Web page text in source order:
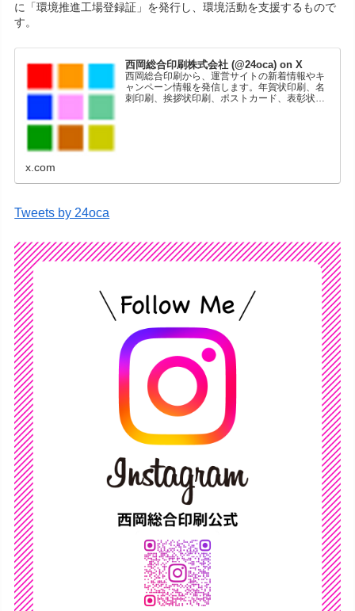
に「環境推進工場登録証」を発行し、環境活動を支援するもので
す。
西岡総合印刷株式会社 (@24oca) on X
西岡総合印刷から、運営サイトの新着情報やキ
ャンペーン情報を発信します。年賀状印刷、名
刺印刷、挨拶状印刷、ポストカード、表彰状印
x.com
Tweets by 24oca